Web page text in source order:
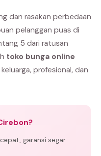
dan rasakan perbedaan
pelanggan puas di
5 dari ratusan
toko bunga online
profesional, dan
garansi segar.